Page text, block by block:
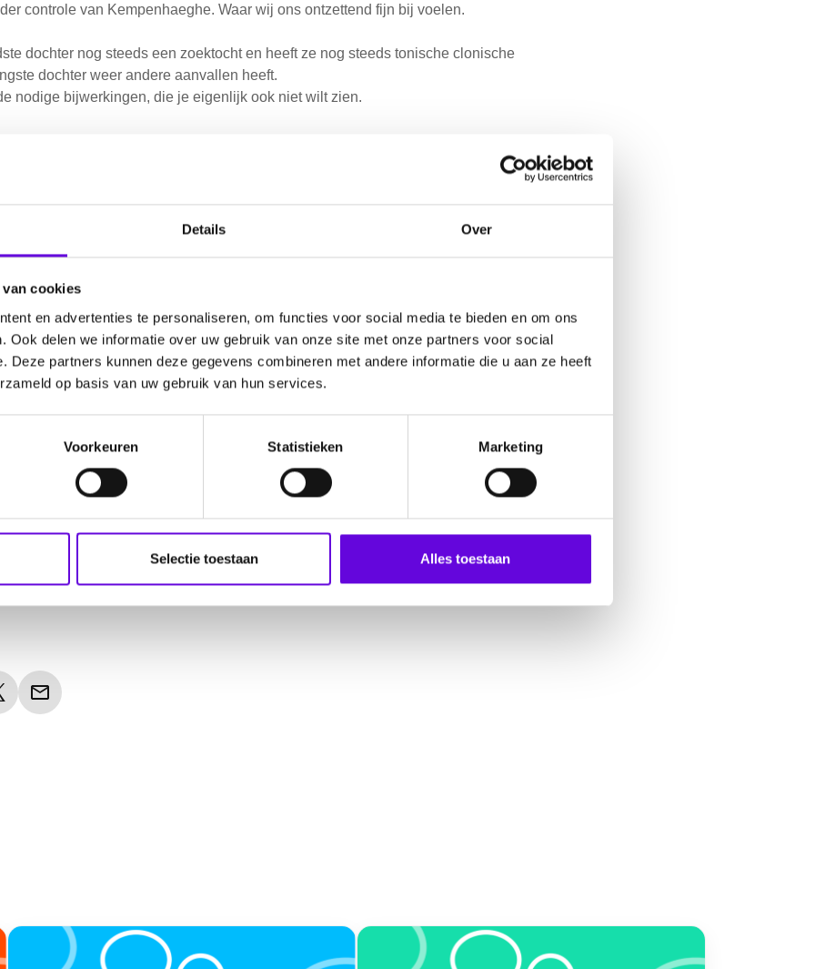
Details Over
van cookies
en advertenties te personaliseren, om functies voor social media te bieden en om ons
Ook delen we informatie over uw gebruik van onze site met onze partners voor social
Deze partners kunnen deze gegevens combineren met andere informatie die u aan ze heeft
op basis van uw gebruik van hun services.
Voorkeuren Statistieken Marketing
Selectie toestaan Alles toestaan
controle van Kempenhaeghe. Waar wij ons ontzettend fijn bij voelen.
dochter nog steeds een zoektocht en heeft ze nog steeds tonische clonische
dochter weer andere aanvallen heeft.
nodige bijwerkingen, die je eigenlijk ook niet wilt zien.
binnenvetters en willen het nooit hebben over epilepsie, het is bij ons thuis het
heeft een hele grote angst ontwikkeld, omdat ze denkt dat haar zus elke keer
wij zijn daar….vooral in de nacht, omdat de aanvallen voornamelijk in de nacht of
Doneer online